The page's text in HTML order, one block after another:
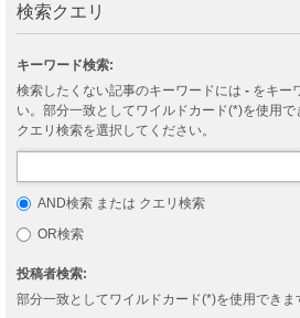
検索クエリ
キーワード検索:
検索したくない記事のキーワードには - をキー
い。部分一致としてワイルドカード(*)を使用
クエリ検索を選択してください。
AND検索 または クエリ検索
OR検索
投稿者検索:
部分一致としてワイルドカード(*)を使用できま